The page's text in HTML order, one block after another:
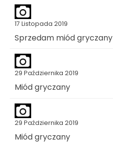
17 Listopada 2019
Sprzedam miód gryczany
29 Października 2019
Miód gryczany
29 Października 2019
Miód gryczany